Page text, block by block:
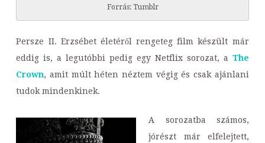
Forrás: Tumblr
Persze II. Erzsébet életéről rengeteg film készült már
eddig is, a legutóbbi pedig egy Netflix sorozat, a The
Crown, amit múlt héten néztem végig és csak ajánlani
tudok mindenkinek.
A sorozatba számos,
jórészt már elfelejtett,